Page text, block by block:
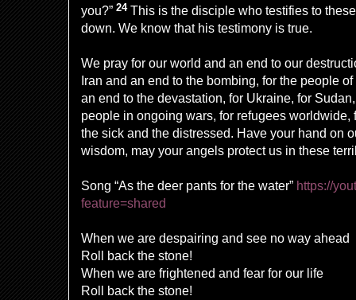
you?” 24 This is the disciple who testifies to
down. We know that his testimony is true.
We pray for our world and an end to our
Iran and an end to the bombing, for the people
an end to the devastation, for Ukraine, for
people in ongoing wars, for refugees worldwide,
the sick and the distressed. Have your hand on
wisdom, may your angels protect us in these
Song “As the deer pants for the water” https://
feature=shared
When we are despairing and see no way ahead
Roll back the stone!
When we are frightened and fear for our life
Roll back the stone!